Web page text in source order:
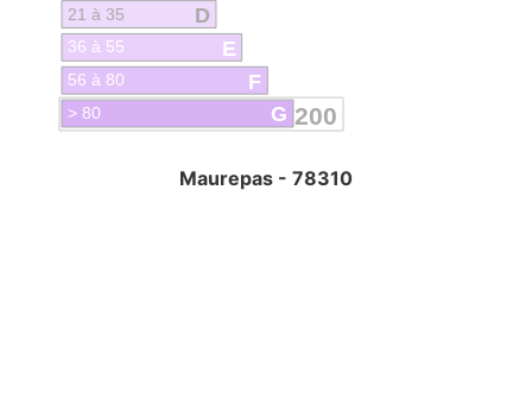
D
21 à 35
E
36 à 55
F
56 à 80
200
G
> 80
Maurepas - 78310